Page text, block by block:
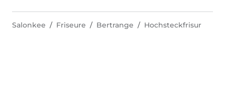
Salonkee Friseure Bertrange Hochsteckfrisur